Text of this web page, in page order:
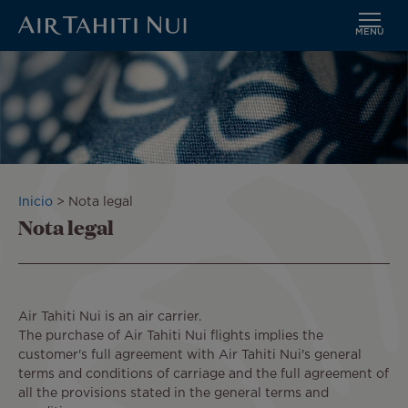
Saltar
contenido
principal
MENÚ
Sobrescribir
enlaces
navegación
Inicio Nota legal
Nota legal
Air Tahiti Nui is an air carrier.
The purchase of Air Tahiti Nui flights implies the
customer's full agreement with Air Tahiti Nui's general
terms and conditions of carriage and the full agreement of
all the provisions stated in the general terms and